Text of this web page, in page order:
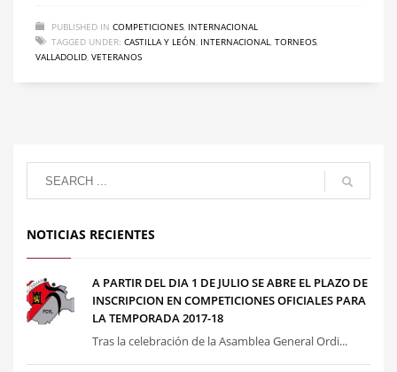
PUBLISHED IN COMPETICIONES INTERNACIONAL
TAGGED UNDER: CASTILLA Y LEÓN INTERNACIONAL TORNEOS
VALLADOLID VETERANOS
NOTICIAS RECIENTES
A PARTIR DEL DIA 1 DE JULIO SE ABRE EL PLAZO DE
INSCRIPCION EN COMPETICIONES OFICIALES PARA
LA TEMPORADA 2017-18
Tras la celebración de la Asamblea General Ordi...